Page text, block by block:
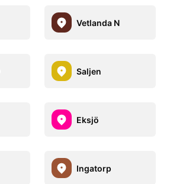
Vetlanda N
Saljen
Eksjö
Ingatorp